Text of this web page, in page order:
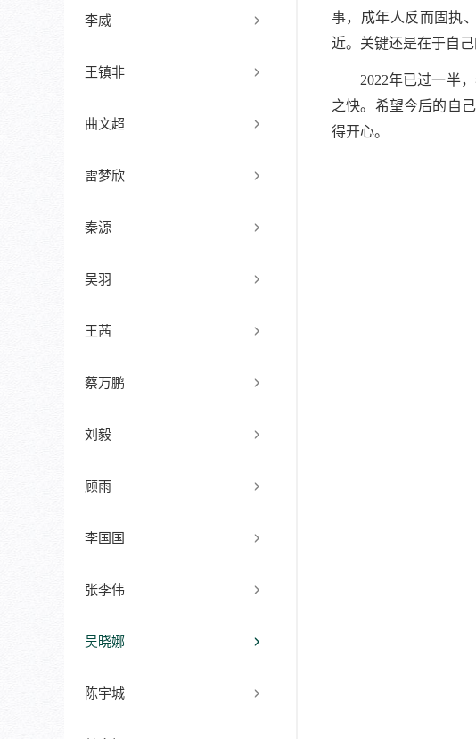
李威
王镇非
曲文超
雷梦欣
秦源
吴羽
王茜
蔡万鹏
刘毅
顾雨
李国国
张李伟
吴晓娜
陈宇城
事，成年人反而固执
近。关键还是在于自己
2022年已过一半
之快。希望今后的自
得开心。